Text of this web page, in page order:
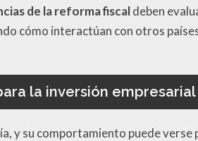
de la reforma fiscaldeben
cómo interactúan con otros
la inversión empresarial
y su comportamiento puede